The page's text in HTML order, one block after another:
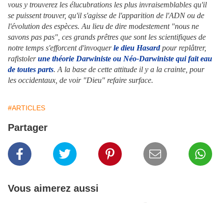
vous y trouverez les élucubrations les plus invraisemblables qu'il
se puissent trouver, qu'il s'agisse de l'apparition de l'ADN ou de
l'évolution des espèces. Au lieu de dire modestement "nous ne
savons pas pas", ces grands prêtres que sont les scientifiques de
notre temps s'efforcent d'invoquerle dieu Hasardpour replâtrer,
rafistolerune théorie Darwiniste ou Néo-Darwiniste qui fait eau
de toutes parts. A la base de cette attitude il y a la crainte, pour
les occidentaux, de voir "Dieu" refaire surface.
#ARTICLES
Partager
Vous aimerez aussi